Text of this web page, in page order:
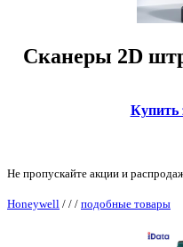
Сканеры 2D
Купить
Не пропускайте акции и
Honeywell / / / подобные товары